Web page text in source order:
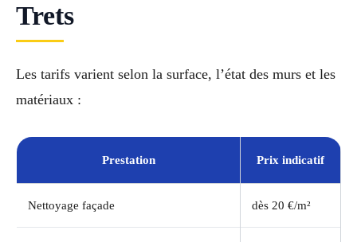
Trets
Les tarifs varient selon la surface, l’état des murs et les
matériaux :
Prestation Prix indicatif
Nettoyage façade dès 20 €/m²